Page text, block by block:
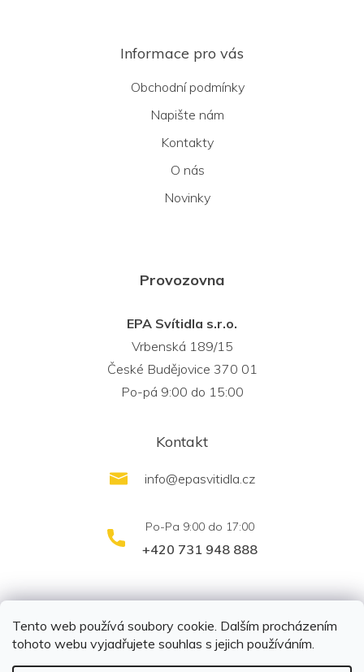
Tento web používá soubory cookie. Dalším procházením
tohoto webu vyjadřujete souhlas s jejich používáním.
Informace pro vás
Obchodní podmínky
Napište nám
Kontakty
O nás
Novinky
Provozovna
EPA Svítidla s.r.o.
Vrbenská 189/15
České Budějovice 370 01
Po-pá 9:00 do 15:00
Kontakt
info@epasvitidla.cz
+420 731 948 888